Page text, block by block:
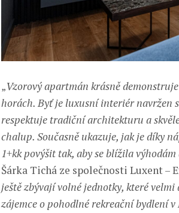
„Vzorový apartmán krásně
horách. Byť je luxusní interiér navržen
respektuje tradiční architekturu a
chalup. Současně ukazuje, jak je díky
1+kk povýšit tak, aby se blížila
Šárka Tichá ze společnosti Luxent –
ještě zbývají volné jednotky, které
zájemce o pohodlné rekreační bydlení v